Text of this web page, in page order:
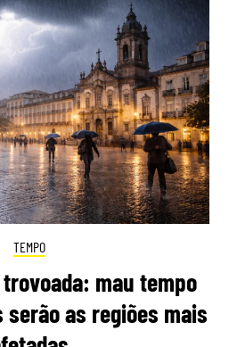
TEMPO
mau tempo
as regiões mais